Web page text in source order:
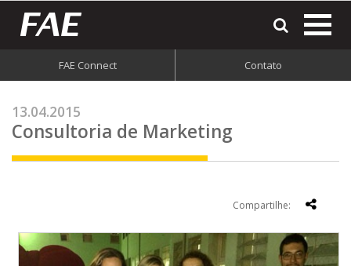
FAE Connect Contato
13.04.2015
Consultoria de Marketing
Compartilhe: